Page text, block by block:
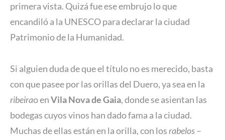
primera vista. Quizá fue ese embrujo lo que
encandiló a la UNESCO para declarar la ciudad
Patrimonio de la Humanidad.
Si alguien duda de que el título no es merecido, basta
con que pasee por las orillas del Duero, ya sea en la
ribeirao enVila Nova de Gaia, donde se asientan las
bodegas cuyos vinos han dado fama a la ciudad.
Muchas de ellas están en la orilla, con los rabelos–